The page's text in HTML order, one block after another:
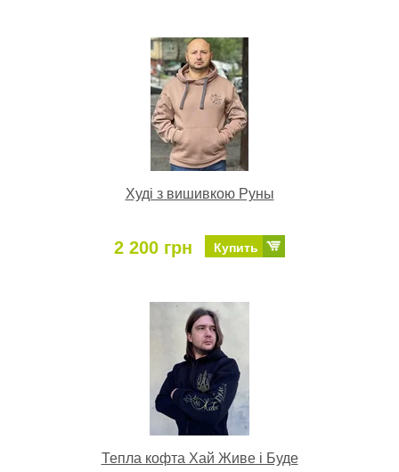
Худі з вишивкою Руны
2 200 грн Купить
Тепла кофта Хай Живе і Буде